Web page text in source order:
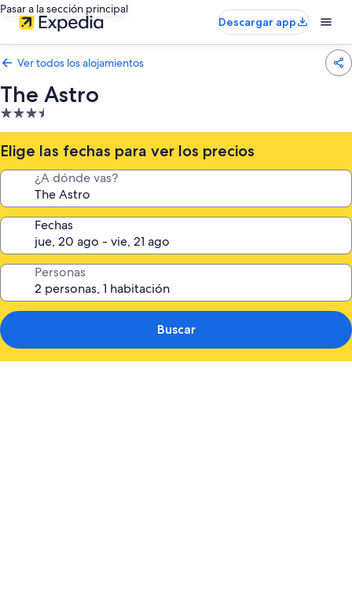
Pasar a la sección principal
Descargar app
Ver todos los alojamientos
The Astro
Alojamiento
de
3.5 estrellas
Elige las fechas para ver los precios
¿A dónde vas?
Fechas
Personas
Buscar